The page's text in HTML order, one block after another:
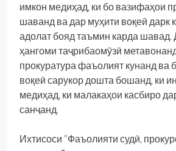
имкон медиҳад, ки бо вазифаҳои
шаванд ва дар муҳити воқеӣ дарк
адолат бояд таъмин карда
ҳангоми таҷрибаомӯзӣ
прокуратура фаъолият кунанд ва
воқеӣ сарукор дошта бошанд, ки
медиҳад, ки малакаҳои касбиро
санҷанд.
Ихтисоси “Фаъолияти судӣ,